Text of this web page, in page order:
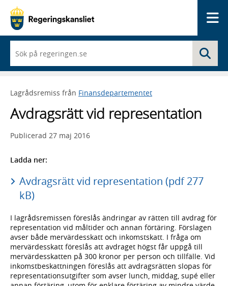
du
börjar
skriva
framträder
lista
med
sökförslag
Lagrådsremiss från Finansdepartementet
Avdragsrätt vid representation
Publicerad 27 maj 2016
Ladda ner:
Avdragsrätt vid representation (pdf 277
kB)
I lagrådsremissen föreslås ändringar av rätten till avdrag för
representation vid måltider och annan förtäring. Förslagen
avser både mervärdesskatt och inkomstskatt. I fråga om
mervärdesskatt föreslås att avdraget högst får uppgå till
mervärdesskatten på 300 kronor per person och tillfälle. Vid
inkomstbeskattningen föreslås att avdragsrätten slopas för
representationsutgifter som avser lunch, middag, supé eller